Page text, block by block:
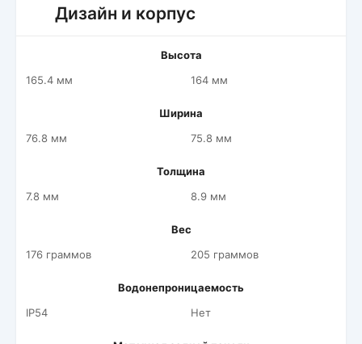
Дизайн и корпус
Высота
165.4 мм
164 мм
Ширина
76.8 мм
75.8 мм
Толщина
7.8 мм
8.9 мм
Вес
176 граммов
205 граммов
Водонепроницаемость
IP54
Нет